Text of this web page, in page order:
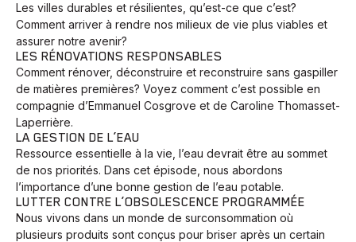
Les villes durables et résilientes, qu’est-ce que c’est?
Comment arriver à rendre nos milieux de vie plus viables et
assurer notre avenir?
LES RÉNOVATIONS RESPONSABLES
Comment rénover, déconstruire et reconstruire sans gaspiller
de matières premières? Voyez comment c’est possible en
compagnie d’Emmanuel Cosgrove et de Caroline Thomasset-
Laperrière.
LA GESTION DE L’EAU
Ressource essentielle à la vie, l’eau devrait être au sommet
de nos priorités. Dans cet épisode, nous abordons
l’importance d’une bonne gestion de l’eau potable.
LUTTER CONTRE L’OBSOLESCENCE PROGRAMMÉE
Nous vivons dans un monde de surconsommation où
plusieurs produits sont conçus pour briser après un certain